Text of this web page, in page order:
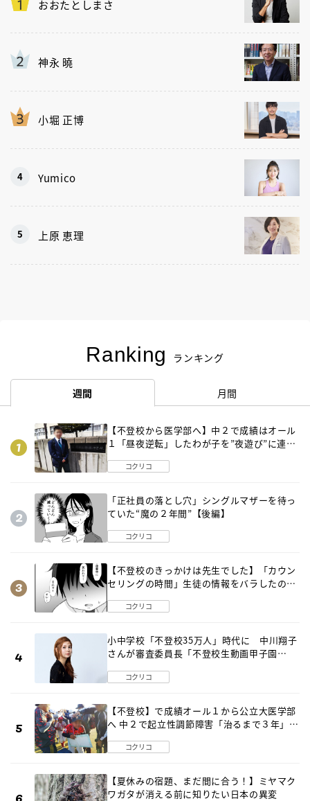
おおたとしまさ
神永 曉
小堀 正博
Yumico
上原 恵理
Ranking ランキング
週間 月間
【不登校から医学部へ】中２で成績はオール
１「昼夜逆転」したわが子を”夜遊び”に連れ
コクリコ
「正社員の落とし穴」シングルマザーを待っ
ていた“魔の２年間”【後編】
コクリコ
【不登校のきっかけは先生でした】「カウン
セリングの時間」生徒の情報をバラしたの
コクリコ
小中学校「不登校35万人」時代に 中川翔子
さんが審査委員長「不登校生動画甲子園
コクリコ
【不登校】で成績オール１から公立大医学部
へ 中２で起立性調節障害「治るまで３年」の
コクリコ
【夏休みの宿題、まだ間に合う！】ミヤマク
ワガタが消える前に知りたい日本の異変